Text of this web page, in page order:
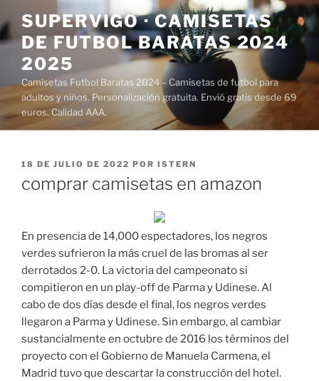
al
contenido
SUPERVIGO · CAMISETAS
DE FUTBOL BARATAS 2024
2025
Camisetas Futbol Baratas 2024 – Camisetas de futbol para
adultos y niños. Personalización gratuita. Envió gratis desde 69
euros. Calidad AAA.
PUBLICADO
18 DE JULIO DE 2022 POR ISTERN
comprar camisetas en amazon
En presencia de 14,000 espectadores, los negros
verdes sufrieron la más cruel de las bromas al ser
derrotados 2-0. La victoria del campeonato si
compitieron en un play-off de Parma y Udinese. Al
cabo de dos días desde el final, los negros verdes
llegaron a Parma y Udinese. Sin embargo, al cambiar
sustancialmente en octubre de 2016 los términos del
proyecto con el Gobierno de Manuela Carmena, el
Madrid tuvo que descartar la construcción del hotel.